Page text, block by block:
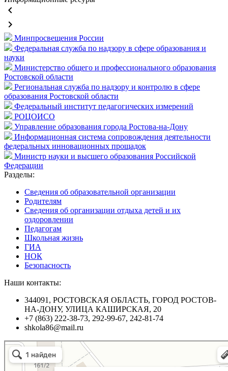
keyboard_arrow_left
keyboard_arrow_right
Минпросвещения России
Федеральная служба по надзору в сфере образования и
науки
Министерство общего и профессионального образования
Ростовской области
Региональная служба по надзору и контролю в сфере
образования Ростовской области
Федеральный институт педагогических измерений
РОЦОИСО
Управление образования города Ростова-на-Дону
Информационная система сопровождения деятельности
федеральных инновационных прощадок
Министр науки и высшего образования Российской
Федерации
Разделы:
Cведения об образовательной организации
Родителям
Сведения об организации отдыха детей и их
оздоровлении
Педагогам
Школьная жизнь
ГИА
НОК
Безопасность
Наши контакты:
344091, РОСТОВСКАЯ ОБЛАСТЬ, ГОРОД РОСТОВ-
НА-ДОНУ, УЛИЦА КАШИРСКАЯ, 20
+7 (863) 222-38-73, 292-99-67, 242-81-74
shkola86@mail.ru